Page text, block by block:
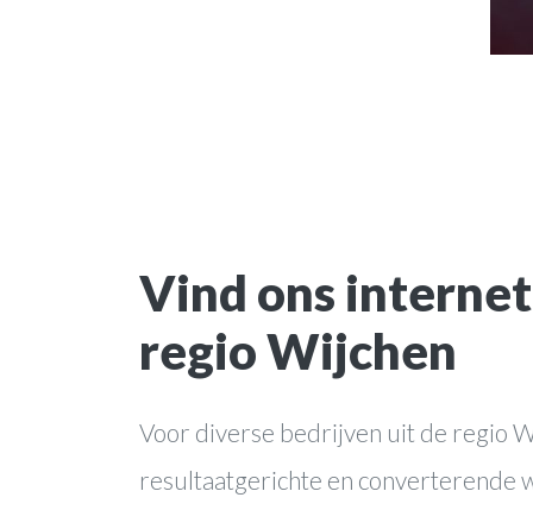
Vind ons
regio Wijchen
Voor diverse bedrijven uit de regio
resultaatgerichte en converterende